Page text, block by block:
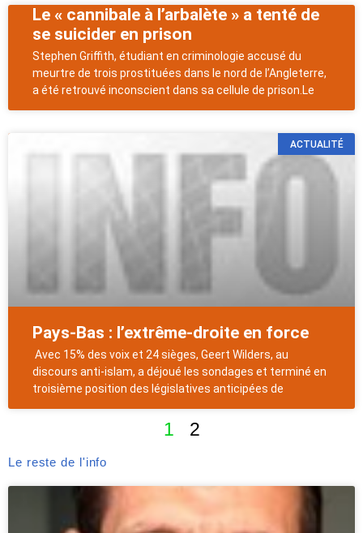
Le « cannibale à l’arbalète » a tenté de
se suicider en prison
Stephen Griffith, étudiant en criminologie accusé du
meurtre de trois prostituées dans le nord de l’Angleterre,
a été retrouvé inconscient dans sa cellule de prison.Le
ACTUALITÉ
Pays-Bas : l’extrême-droite en force
Avec 15% des voix et 24 sièges, Geert Wilders, au
discours anti-islam, a déjoué les sondages et terminé en
troisième position des législatives anticipées de
1 2
Le reste de l'info